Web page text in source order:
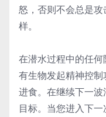
怒，否则不会总是
样。
在潜水过程中的任何
有生物发起精神控
进食。在继续下一
目标。当您进入下